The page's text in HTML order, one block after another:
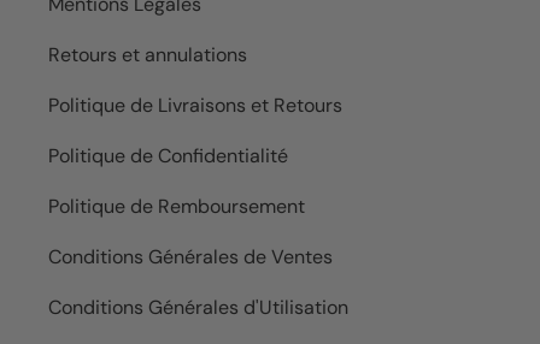
Retours et annulations
Politique de Livraisons et Retours
Politique de Confidentialité
Politique de Remboursement
Conditions Générales de Ventes
Conditions Générales d'Utilisation